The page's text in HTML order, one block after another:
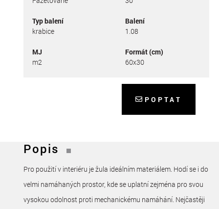
Typ balení
krabice
Balení
1.08
MJ
m2
Formát (cm)
60x30
POPTAT
Popis
Pro použití v interiéru je žula ideálním materiálem. Hodí se i do
velmi namáhaných prostor, kde se uplatní zejména pro svou
vysokou odolnost proti mechanickému namáhání. Nejčastěji